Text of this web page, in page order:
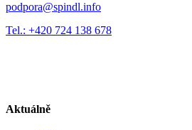
podpora@spindl.info
Tel.: +420 724 138 678
Aktuálně